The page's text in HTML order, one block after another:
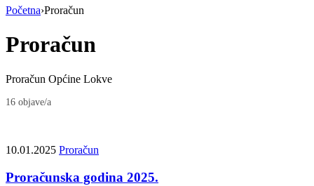
Početna›Proračun
Proračun
Proračun Općine Lokve
16 objave/a
10.01.2025 Proračun
Proračunska godina 2025.